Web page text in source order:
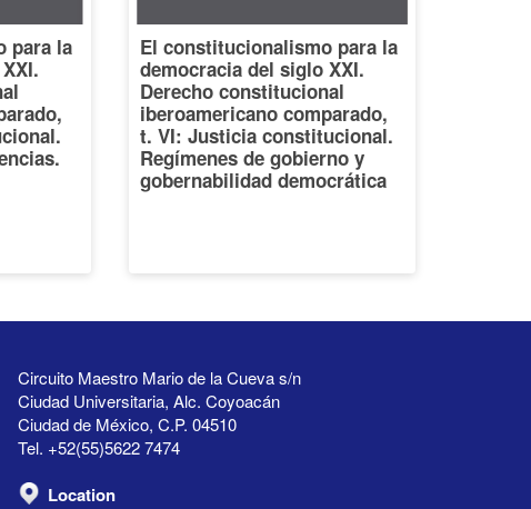
para la
El constitucionalismo para la
democracia del siglo XXI.
Derecho constitucional
iberoamericano comparado,
t. VI: Justicia constitucional.
Regímenes de gobierno y
gobernabilidad democrática
Circuito Maestro Mario de la Cueva s/n
Ciudad Universitaria, Alc. Coyoacán
Ciudad de México, C.P. 04510
Tel. +52(55)5622 7474
Location